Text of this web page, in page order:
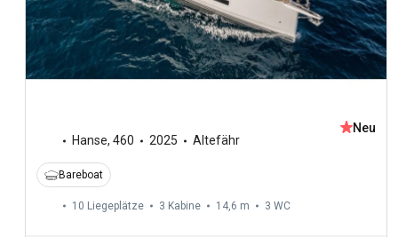
Hanse, 460 2025 Altefähr
Neu
Bareboat
10 Liegeplätze 3 Kabine 14,6 m 3 WC